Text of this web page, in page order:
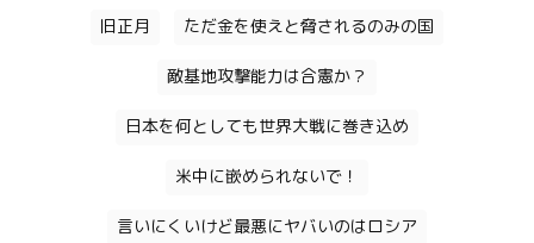
旧正月 ただ金を使えと脅されるのみの国
敵基地攻撃能力は合憲か？
日本を何としても世界大戦に巻き込め
米中に嵌められないで！
言いにくいけど最悪にヤバいのはロシア